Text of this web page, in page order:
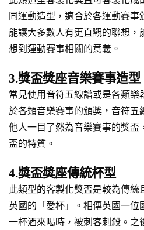
同運動造型，適合於各運動賽事
能讓大多數人有更直觀的聯想
想到運動賽事相關的意義。
3.獎盃獎座音樂賽事造型
常見使用音符五線譜或是各類
於各類音樂賽事的頒獎，音符五
他人一目了然為音樂賽事的獎盃
盃的特質。
4.獎盃獎座傳統杯型
此類型的客製化獎盃是較為傳統
英國的「愛杯」。相傳英國一位
一杯酒來喝時，被刺客刺殺。之